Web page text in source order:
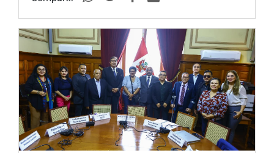
la Autoridad Nacional de Infraestructura (ANIN), Hernán
Yaipén, el vicepresidente de la Comisión de Fiscalización
informó que sus participaciones serán reprogramadas.
Ante las reiteradas inasistencias del gobernador regional
de Áncash, Zeballos Madariaga manifestó que cursará un
documento a la Presidencia del Congreso de la República
dado que se viene obstruyendo la labor de fiscalización
de este grupo de trabajo.
OFICINA DE COMUNICACIONES E IMAGEN